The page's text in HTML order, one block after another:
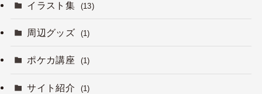
イラスト集 (13)
周辺グッズ (1)
ポケカ講座 (1)
サイト紹介 (1)